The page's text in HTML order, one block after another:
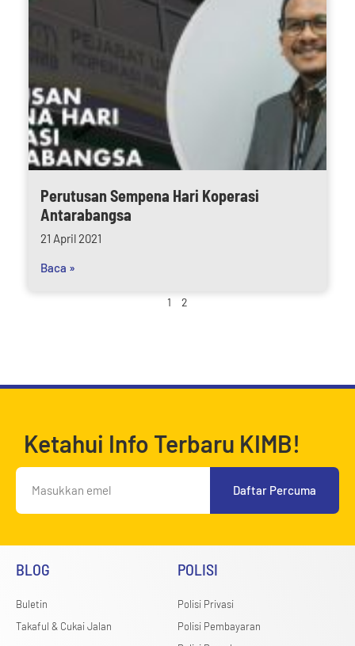
Perutusan Sempena Hari Koperasi
Antarabangsa
21 April 2021
Baca »
1 2
Ketahui Info Terbaru KIMB!
Daftar Percuma
BLOG
Buletin
Takaful & Cukai Jalan
POLISI
Polisi Privasi
Polisi Pembayaran